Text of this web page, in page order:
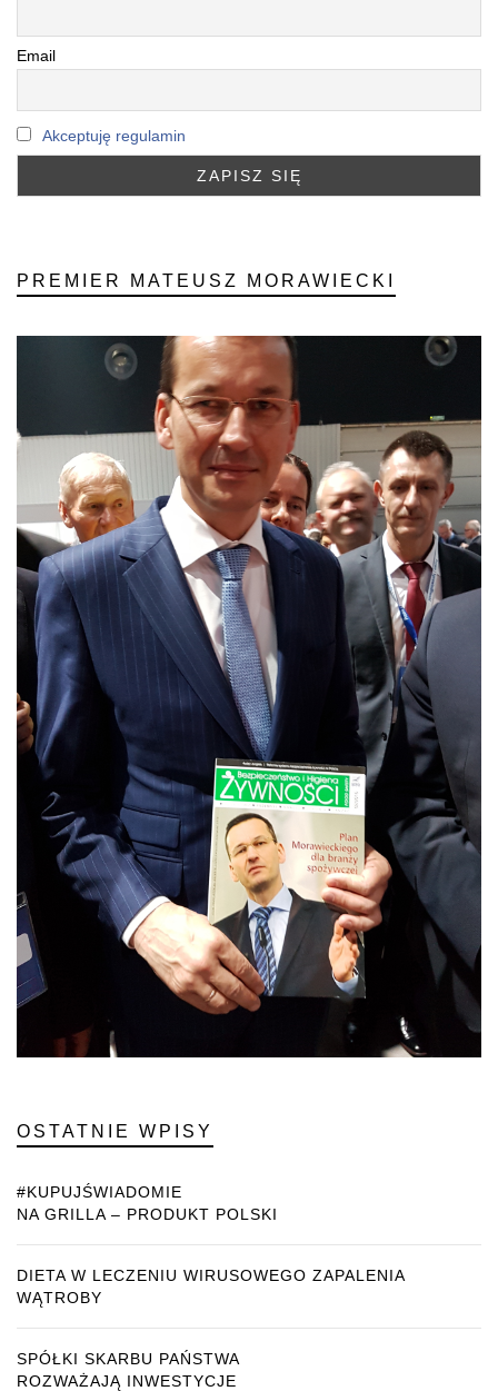
Email
Akceptuję regulamin
PREMIER MATEUSZ MORAWIECKI
OSTATNIE WPISY
#KUPUJŚWIADOMIE
NA GRILLA – PRODUKT POLSKI
DIETA W LECZENIU WIRUSOWEGO ZAPALENIA
WĄTROBY
SPÓŁKI SKARBU PAŃSTWA
ROZWAŻAJĄ INWESTYCJE